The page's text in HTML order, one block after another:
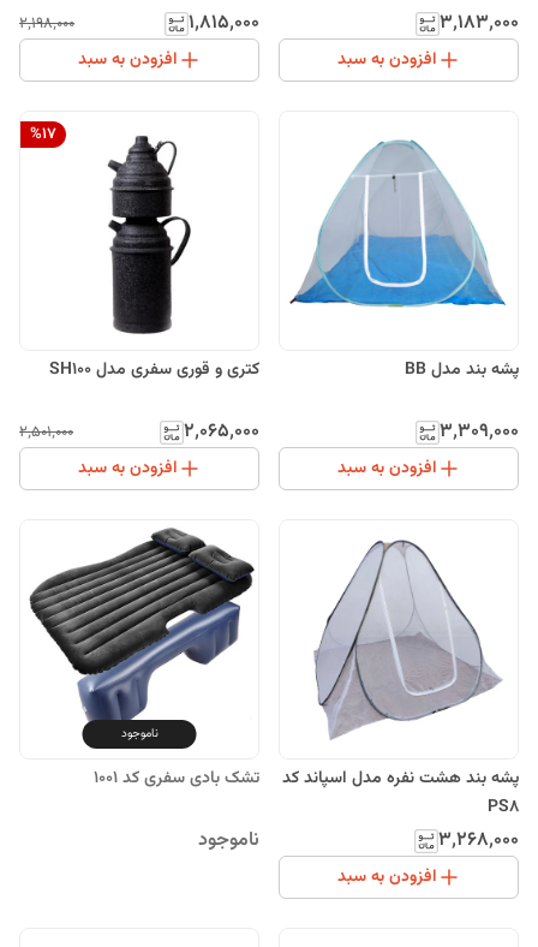
۳٬۱۸۳٬۰۰۰
افزودن به سبد
۱٬۸۱۵٬۰۰۰ ۲٬۱۹۸٬۰۰۰
افزودن به سبد
پشه بند مدل BB
۳٬۳۰۹٬۰۰۰
افزودن به سبد
%17
کتری و قوری سفری مدل SH100
۲٬۰۶۵٬۰۰۰ ۲٬۵۰۱٬۰۰۰
افزودن به سبد
پشه بند هشت نفره مدل اسپاند کد
PS8
۳٬۲۶۸٬۰۰۰
افزودن به سبد
ناموجود
تشک بادی سفری کد 1001
ناموجود